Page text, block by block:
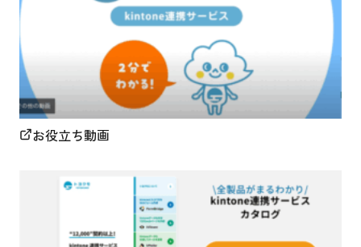
お役立ち動画